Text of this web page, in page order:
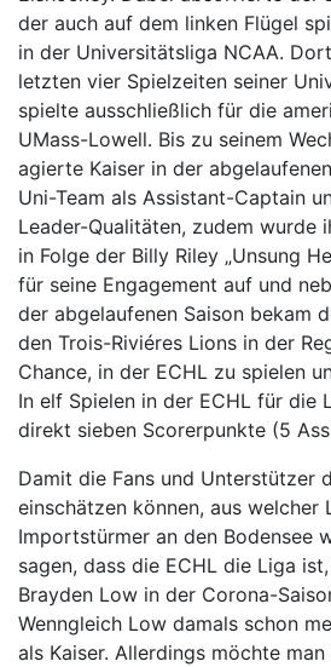
der auch auf dem linken Flügel
in der Universitätsliga NCAA.
letzten vier Spielzeiten seiner
spielte ausschließlich für die
UMass-Lowell. Bis zu seinem
agierte Kaiser in der
Uni-Team als Assistant-Captain
Leader-Qualitäten, zudem wurde
in Folge der Billy Riley „Unsung
für seine Engagement auf und
der abgelaufenen Saison bekam
den Trois-Riviéres Lions in der
Chance, in der ECHL zu spielen
In elf Spielen in der ECHL für die
direkt sieben Scorerpunkte (5
Damit die Fans und Unterstützer
einschätzen können, aus welcher
Importstürmer an den Bodensee
sagen, dass die ECHL die Liga
Brayden Low in der Corona-
Wenngleich Low damals schon
als Kaiser. Allerdings möchte